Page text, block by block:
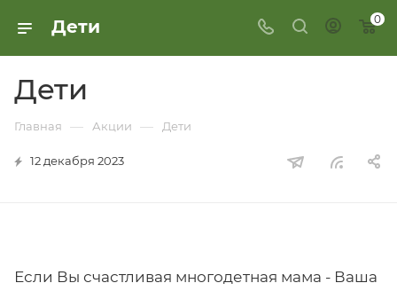
Дети 0
Дети
Главная — Акции — Дети
12 декабря 2023
Если Вы счастливая многодетная мама - Ваша